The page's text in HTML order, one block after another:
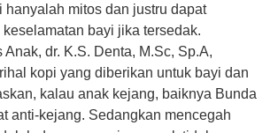
hanyalah mitos dan justru dapat
bayi jika tersedak.
dr. K.S. Denta, M.Sc, Sp.A,
kopi yang diberikan untuk bayi dan
kalau anak kejang, baiknya Bunda
anti-kejang. Sedangkan mencegah